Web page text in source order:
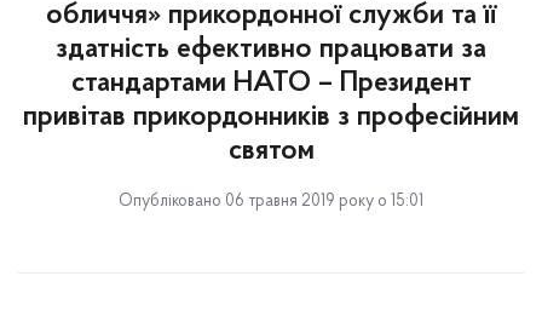
обличчя» прикордонної служби та її
здатність ефективно працювати за
стандартами НАТО – Президент
привітав прикордонників з професійним
святом
Опубліковано 06 травня 2019 року о 15:01